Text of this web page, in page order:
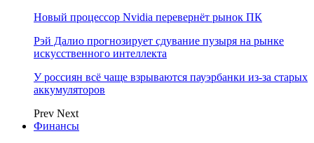
Новый процессор Nvidia перевернёт рынок ПК
Рэй Далио прогнозирует сдувание пузыря на рынке
искусственного интеллекта
У россиян всё чаще взрываются пауэрбанки из-за старых
аккумуляторов
Prev Next
Финансы